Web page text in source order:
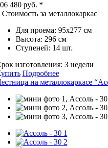
480 руб. *
Стоимость за металлокаркас
Для проема: 95х277 см
Высота: 296 см
Ступеней: 14 шт.
изготовления: 3 недели
Подробнее
на металлокаркасе